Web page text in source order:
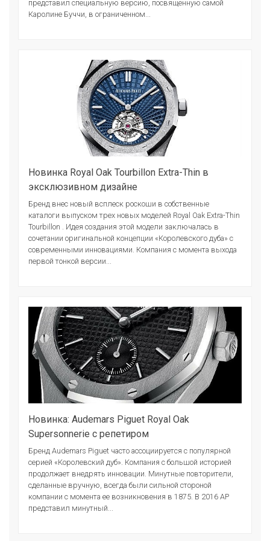
представил специальную версию, посвященную самой
Каролине Буччи, в ограниченном...
Новинка Royal Oak Tourbillon Extra-Thin в
эксклюзивном дизайне
Бренд внес новый всплеск роскоши в собственные
каталоги выпуском трех новых моделей Royal Oak Extra-Thin
Tourbillon . Идея создания этой модели заключалась в
сочетании оригинальной концепции «Королевского дуба» с
современными инновациями. Компания с момента выхода
первой тонкой версии...
Новинка: Audemars Piguet Royal Oak
Supersonnerie с репетиром
Бренд Audemars Piguet часто ассоциируется с популярной
серией «Королевский дуб». Компания с большой историей
продолжает внедрять инновации. Минутные повторители,
сделанные вручную, всегда были сильной стороной
компании с момента ее возникновения в 1875. В 2016 АР
представил минутный...